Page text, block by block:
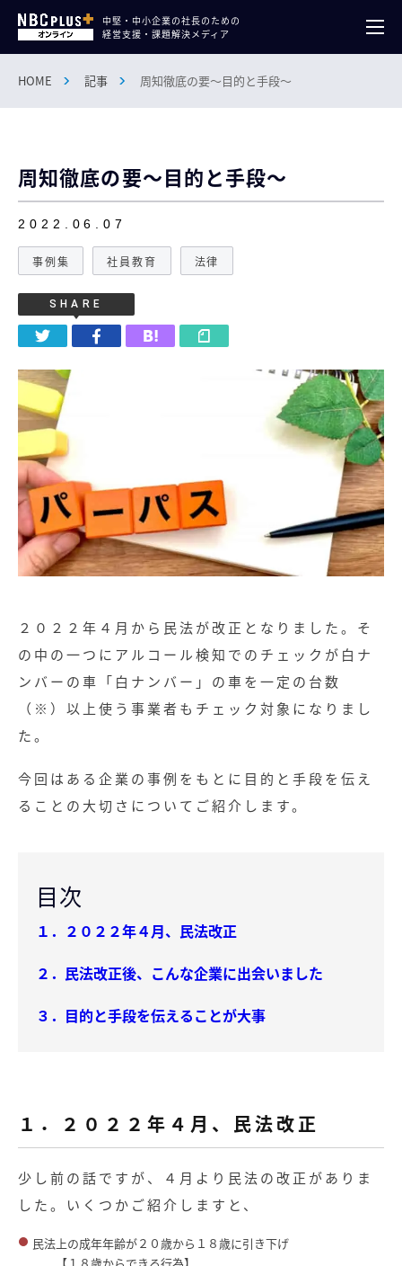
中堅・中小企業の社長のための
経営支援・課題解決メディア
HOME 記事 周知徹底の要～目的と手段～
周知徹底の要～目的と手段～
2022.06.07
事例集 社員教育 法律
SHARE
２０２２年４月から民法が改正となりました。そ
の中の一つにアルコール検知でのチェックが白ナ
ンバーの車「白ナンバー」の車を一定の台数
（※）以上使う事業者もチェック対象になりまし
た。
今回はある企業の事例をもとに目的と手段を伝え
ることの大切さについてご紹介します。
目次
１．２０２２年４月、民法改正
２．民法改正後、こんな企業に出会いました
３．目的と手段を伝えることが大事
１．２０２２年４月、民法改正
少し前の話ですが、４月より民法の改正がありま
した。いくつかご紹介しますと、
民法上の成年年齢が２０歳から１８歳に引き下げ